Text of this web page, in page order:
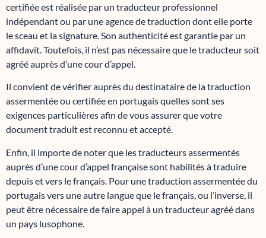
certifiée est réalisée par un traducteur professionnel
indépendant ou par une agence de traduction dont elle porte
le sceau et la signature. Son authenticité est garantie par un
affidavit. Toutefois, il n’est pas nécessaire que le traducteur soit
agréé auprès d’une cour d’appel.
Il convient de vérifier auprès du destinataire de la traduction
assermentée ou certifiée en portugais quelles sont ses
exigences particulières afin de vous assurer que votre
document traduit est reconnu et accepté.
Enfin, il importe de noter que les traducteurs assermentés
auprès d’une cour d’appel française sont habilités à traduire
depuis et vers le français. Pour une traduction assermentée du
portugais vers une autre langue que le français, ou l’inverse, il
peut être nécessaire de faire appel à un traducteur agréé dans
un pays lusophone.